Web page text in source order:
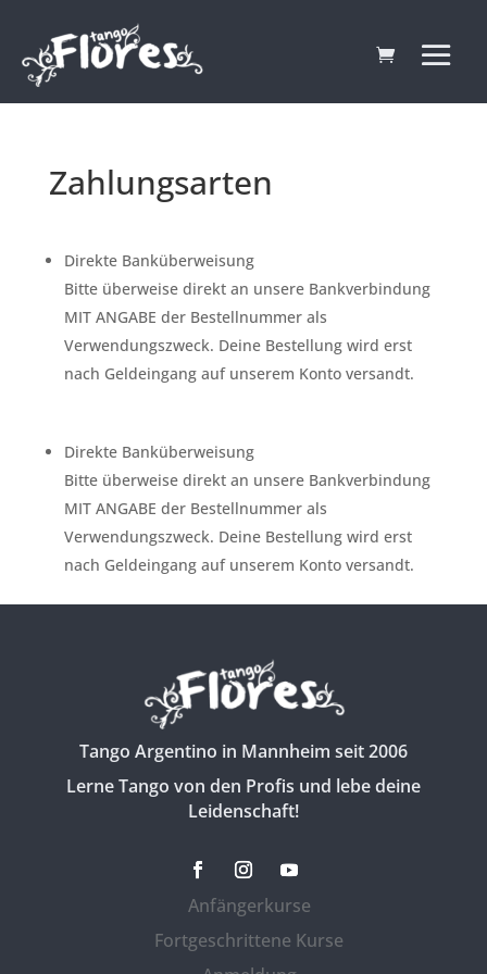
Zahlungsarten
Direkte Banküberweisung
Bitte überweise direkt an unsere Bankverbindung
MIT ANGABE der Bestellnummer als
Verwendungszweck. Deine Bestellung wird erst
nach Geldeingang auf unserem Konto versandt.
Direkte Banküberweisung
Bitte überweise direkt an unsere Bankverbindung
MIT ANGABE der Bestellnummer als
Verwendungszweck. Deine Bestellung wird erst
nach Geldeingang auf unserem Konto versandt.
Tango Argentino in Mannheim seit 2006
Lerne Tango von den Profis und lebe deine
Leidenschaft!
Anfängerkurse
Fortgeschrittene Kurse